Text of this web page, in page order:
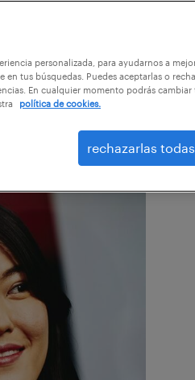
personalizada, para ayudarnos a
tus búsquedas. Puedes aceptarlas o
En cualquier momento podrás cambiar
política de cookies.
rechazarlas todas